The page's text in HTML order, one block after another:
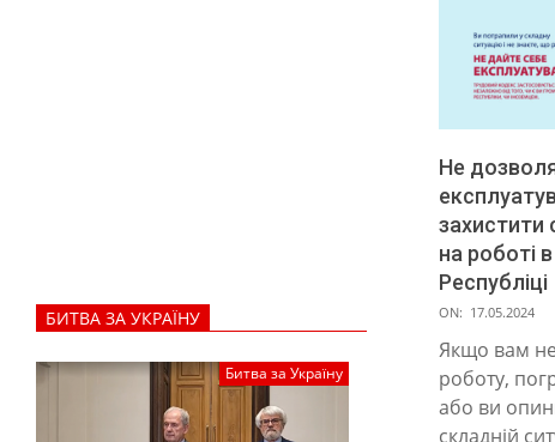
Не
захистити
на роботі
Республіці
2024-
05-
ON: 17.05.2024
Якщо вам
роботу,
або ви
складній
БИТВА ЗА УКРАЇНУ
Битва за Україну